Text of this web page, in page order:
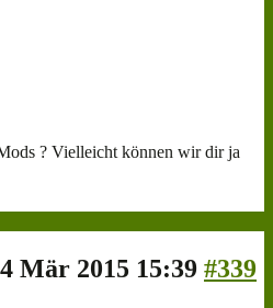
? Vielleicht können wir dir ja
Mär 2015 15:39 #339